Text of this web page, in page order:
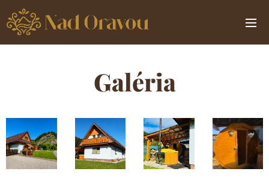
Galéria